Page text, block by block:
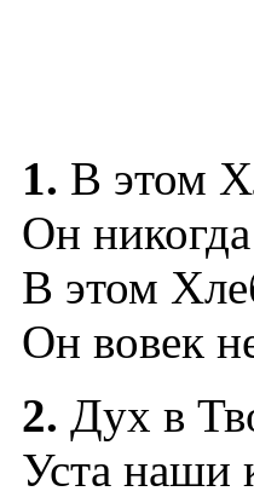
1. В этом
Он
В этом
Он вовек
2. Дух в
Уста наши